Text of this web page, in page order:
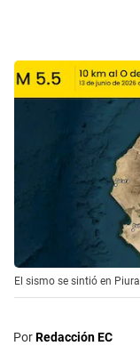
El sismo se sintió en
PorRedacción EC